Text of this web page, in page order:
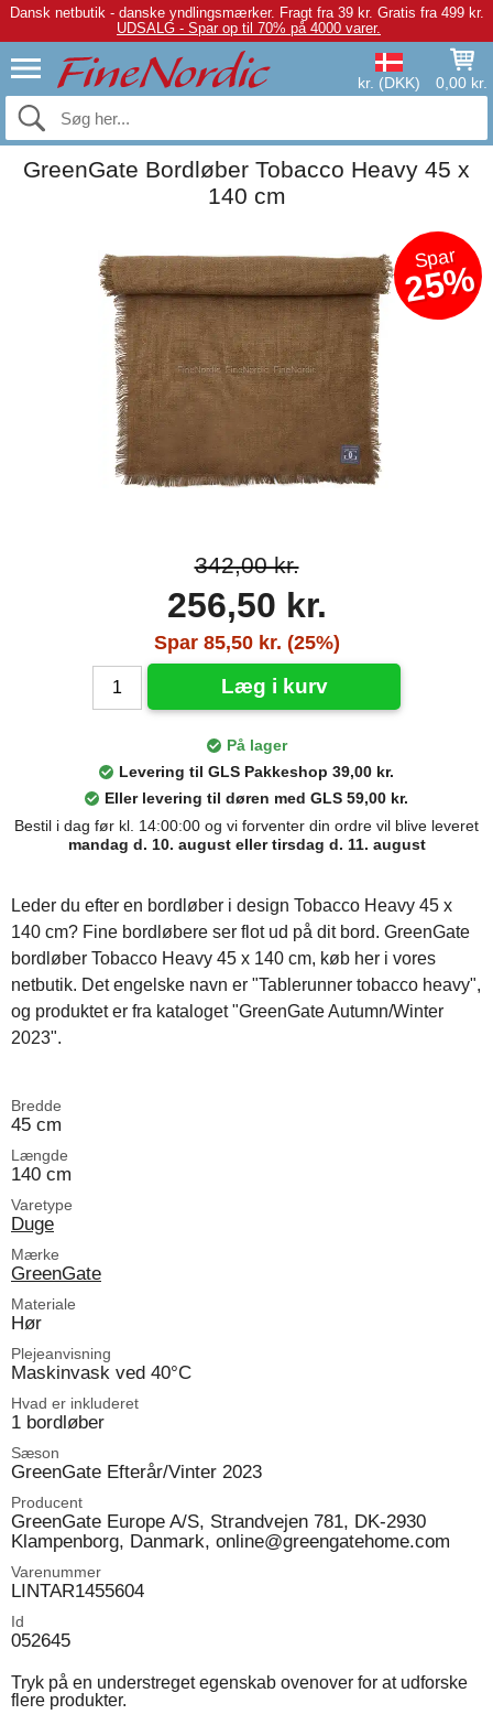
Dansk netbutik - danske yndlingsmærker. Fragt fra 39 kr. Gratis fra 499 kr.
UDSALG - Spar op til 70% på 4000 varer.
kr. (DKK) 0,00 kr.
GreenGate Bordløber Tobacco Heavy 45 x
140 cm
Spar
25%
342,00 kr.
256,50 kr.
Spar 85,50 kr. (25%)
Læg i kurv
På lager
Levering til GLS Pakkeshop 39,00 kr.
Eller levering til døren med GLS 59,00 kr.
Bestil i dag før kl. 14:00:00 og vi forventer din ordre vil blive leveret
mandag d. 10. august eller tirsdag d. 11. august
Leder du efter en bordløber i design Tobacco Heavy 45 x
140 cm? Fine bordløbere ser flot ud på dit bord. GreenGate
bordløber Tobacco Heavy 45 x 140 cm, køb her i vores
netbutik. Det engelske navn er "Tablerunner tobacco heavy",
og produktet er fra kataloget "GreenGate Autumn/Winter
2023".
Bredde
45 cm
Længde
140 cm
Varetype
Duge
Mærke
GreenGate
Materiale
Hør
Plejeanvisning
Maskinvask ved 40°C
Hvad er inkluderet
1 bordløber
Sæson
GreenGate Efterår/Vinter 2023
Producent
GreenGate Europe A/S, Strandvejen 781, DK-2930
Klampenborg, Danmark, online@greengatehome.com
Varenummer
LINTAR1455604
Id
052645
Tryk på en understreget egenskab ovenover for at udforske
flere produkter.